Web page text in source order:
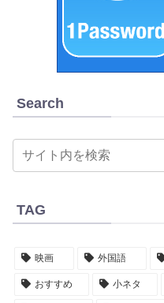
Search
TAG
映画 外国語
おすすめ 小ネタ